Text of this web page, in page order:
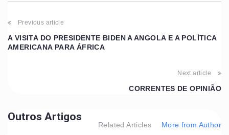
Previous article
A VISITA DO PRESIDENTE BIDEN A ANGOLA E A POLÍTICA
AMERICANA PARA ÁFRICA
Next article
CORRENTES DE OPINIÃO
Outros Artigos
Related Articles More from Author